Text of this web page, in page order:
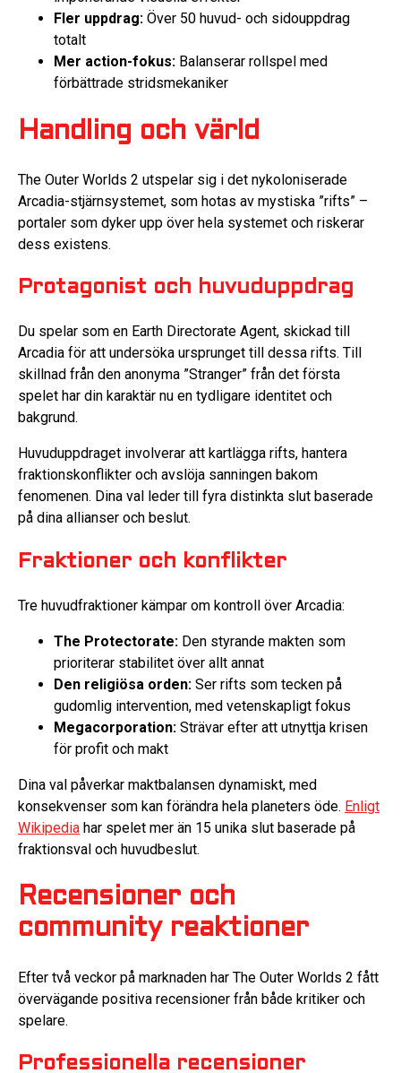
Fler uppdrag: Över 50 huvud- och sidouppdrag
totalt
Mer action-fokus: Balanserar rollspel med
förbättrade stridsmekaniker
Handling och värld
The Outer Worlds 2 utspelar sig i det nykoloniserade
Arcadia-stjärnsystemet, som hotas av mystiska ”rifts” –
portaler som dyker upp över hela systemet och riskerar
dess existens.
Protagonist och huvuduppdrag
Du spelar som en Earth Directorate Agent, skickad till
Arcadia för att undersöka ursprunget till dessa rifts. Till
skillnad från den anonyma ”Stranger” från det första
spelet har din karaktär nu en tydligare identitet och
bakgrund.
Huvuduppdraget involverar att kartlägga rifts, hantera
fraktionskonflikter och avslöja sanningen bakom
fenomenen. Dina val leder till fyra distinkta slut baserade
på dina allianser och beslut.
Fraktioner och konflikter
Tre huvudfraktioner kämpar om kontroll över Arcadia:
The Protectorate: Den styrande makten som
prioriterar stabilitet över allt annat
Den religiösa orden: Ser rifts som tecken på
gudomlig intervention, med vetenskapligt fokus
Megacorporation: Strävar efter att utnyttja krisen
för profit och makt
Dina val påverkar maktbalansen dynamiskt, med
konsekvenser som kan förändra hela planeters öde. Enligt
Wikipedia har spelet mer än 15 unika slut baserade på
fraktionsval och huvudbeslut.
Recensioner och
community reaktioner
Efter två veckor på marknaden har The Outer Worlds 2 fått
övervägande positiva recensioner från både kritiker och
spelare.
Professionella recensioner